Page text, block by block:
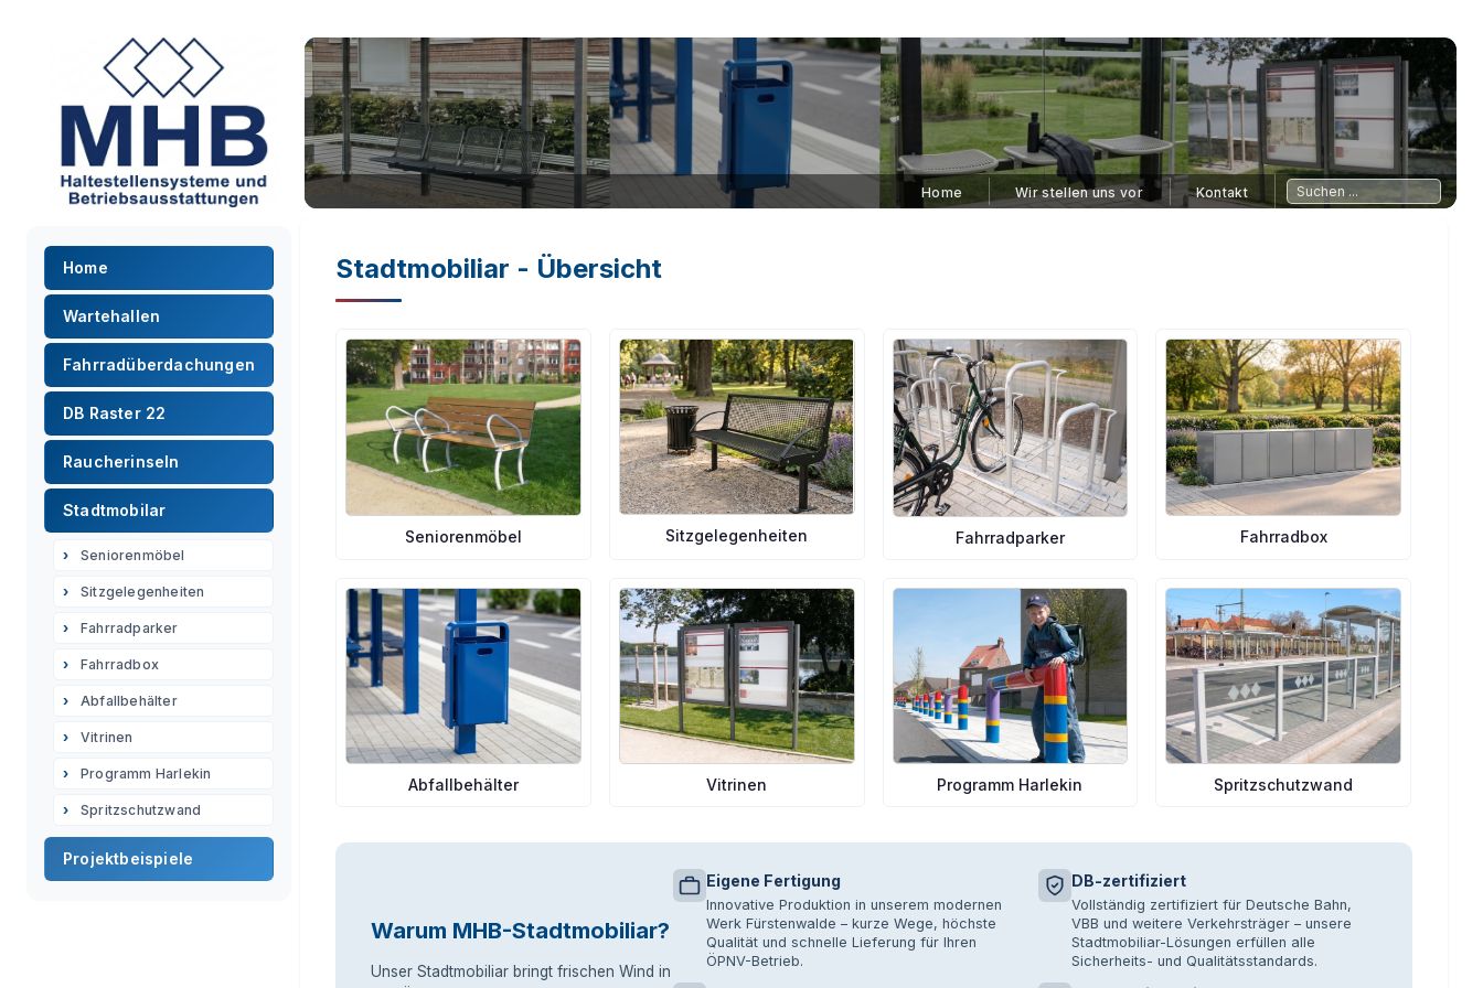
Home Wir stellen uns vor Kontakt
Home
Wartehallen
Fahrradüberdachungen
DB Raster 22
Raucherinseln
Stadtmobilar
Seniorenmöbel
Sitzgelegenheiten
Fahrradparker
Fahrradbox
Abfallbehälter
Vitrinen
Programm Harlekin
Spritzschutzwand
Projektbeispiele
Stadtmobiliar - Übersicht
Seniorenmöbel Sitzgelegenheiten Fahrradparker Fahrradbox
Abfallbehälter Vitrinen Programm Harlekin Spritzschutzwand
Warum MHB-Stadtmobiliar?
Unser Stadtmobiliar bringt frischen Wind in
Eigene Fertigung
Innovative Produktion in unserem modernen
Werk Fürstenwalde – kurze Wege, höchste
Qualität und schnelle Lieferung für Ihren
ÖPNV-Betrieb.
DB-zertifiziert
Vollständig zertifiziert für Deutsche Bahn,
VBB und weitere Verkehrsträger – unsere
Stadtmobiliar-Lösungen erfüllen alle
Sicherheits- und Qualitätsstandards.